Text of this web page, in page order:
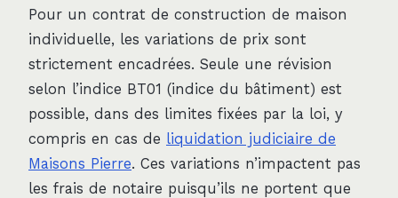
Pour un contrat de construction de maison
individuelle, les variations de prix sont
strictement encadrées. Seule une révision
selon l’indice BT01 (indice du bâtiment) est
possible, dans des limites fixées par la loi, y
compris en cas de liquidation judiciaire de
Maisons Pierre. Ces variations n’impactent pas
les frais de notaire puisqu’ils ne portent que